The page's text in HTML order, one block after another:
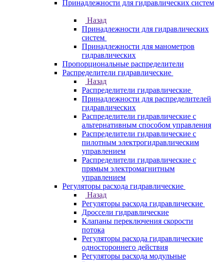
Принадлежности для гидравлических систем
Назад
Принадлежности для гидравлических
систем
Принадлежности для манометров
гидравлических
Пропорциональные распределители
Распределители гидравлические
Назад
Распределители гидравлические
Принадлежности для распределителей
гидравлических
Распределители гидравлические с
альтернативным способом управления
Распределители гидравлические с
пилотным электрогидравлическим
управлением
Распределители гидравлические с
прямым электромагнитным
управлением
Регуляторы расхода гидравлические
Назад
Регуляторы расхода гидравлические
Дроссели гидравлические
Клапаны переключения скорости
потока
Регуляторы расхода гидравлические
одностороннего действия
Регуляторы расхода модульные